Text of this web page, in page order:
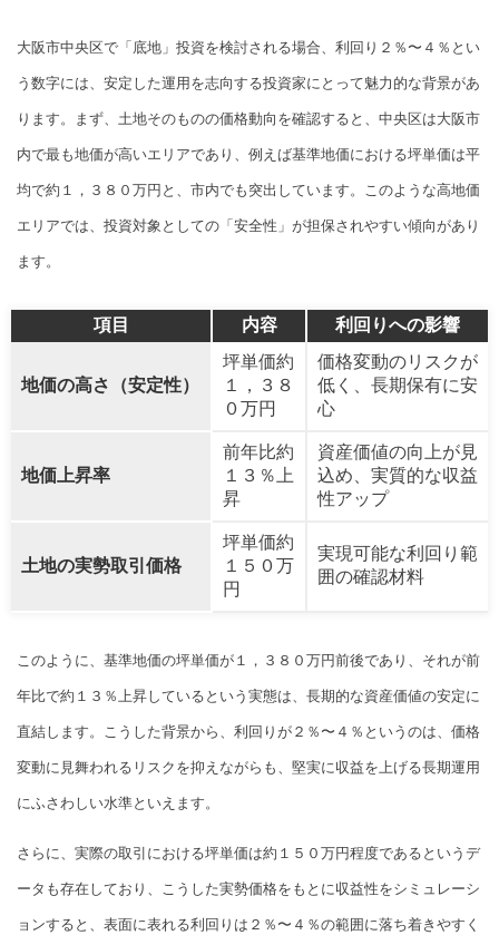
大阪市中央区で「底地」投資を検討される場合、利回り２％〜４％とい
う数字には、安定した運用を志向する投資家にとって魅力的な背景があ
ります。まず、土地そのものの価格動向を確認すると、中央区は大阪市
内で最も地価が高いエリアであり、例えば基準地価における坪単価は平
均で約１，３８０万円と、市内でも突出しています。このような高地価
エリアでは、投資対象としての「安全性」が担保されやすい傾向があり
ます。
項目 内容 利回りへの影響
地価の高さ（安定性）
坪単価約
１，３８
０万円
価格変動のリスクが
低く、長期保有に安
心
地価上昇率
前年比約
１３％上
昇
資産価値の向上が見
込め、実質的な収益
性アップ
土地の実勢取引価格
坪単価約
１５０万
円
実現可能な利回り範
囲の確認材料
このように、基準地価の坪単価が１，３８０万円前後であり、それが前
年比で約１３％上昇しているという実態は、長期的な資産価値の安定に
直結します。こうした背景から、利回りが２％〜４％というのは、価格
変動に見舞われるリスクを抑えながらも、堅実に収益を上げる長期運用
にふさわしい水準といえます。
さらに、実際の取引における坪単価は約１５０万円程度であるというデ
ータも存在しており、こうした実勢価格をもとに収益性をシミュレーシ
ョンすると、表面に表れる利回りは２％〜４％の範囲に落ち着きやすく